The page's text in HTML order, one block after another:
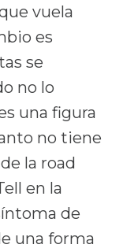
vuela
es
se
no lo
una figura
no tiene
la road
en la
de
una forma